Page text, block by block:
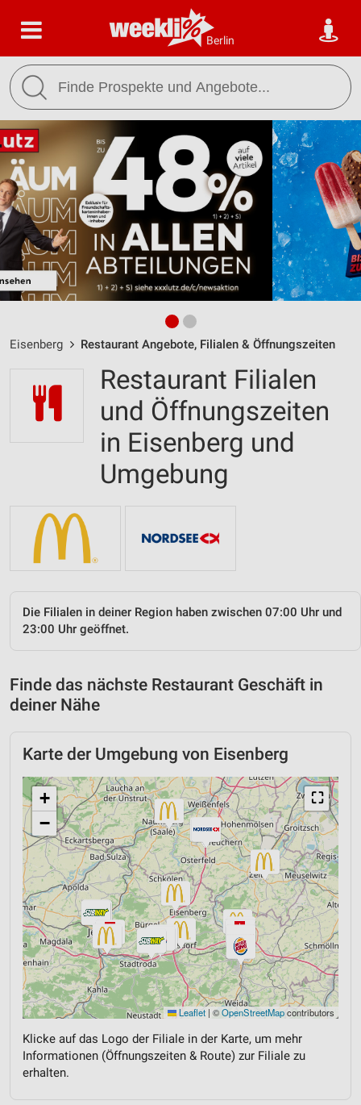
Berlin
Eisenberg Restaurant Angebote, Filialen & Öffnungszeiten
Restaurant Filialen
und Öffnungszeiten
in Eisenberg und
Umgebung
Die Filialen in deiner Region haben zwischen 07:00 Uhr und
23:00 Uhr geöffnet.
Finde das nächste Restaurant Geschäft in
deiner Nähe
Karte der Umgebung von Eisenberg
⛶
+
−
Leaflet | ©OpenStreetMapcontributors
Klicke auf das Logo der Filiale in der Karte, um mehr
Informationen (Öffnungszeiten & Route) zur Filiale zu
erhalten.